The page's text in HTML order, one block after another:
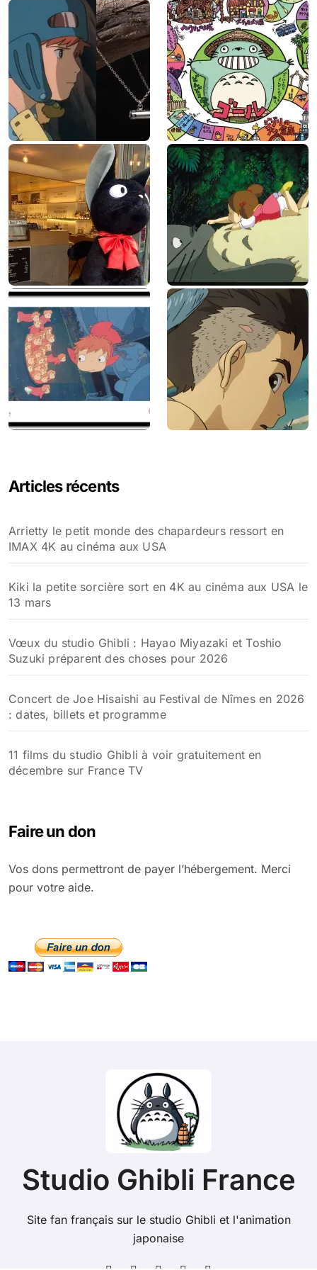
Articles récents
Arrietty le petit monde des chapardeurs ressort en
IMAX 4K au cinéma aux USA
Kiki la petite sorcière sort en 4K au cinéma aux USA le
13 mars
Vœux du studio Ghibli : Hayao Miyazaki et Toshio
Suzuki préparent des choses pour 2026
Concert de Joe Hisaishi au Festival de Nîmes en 2026
: dates, billets et programme
11 films du studio Ghibli à voir gratuitement en
décembre sur France TV
Faire un don
Vos dons permettront de payer l’hébergement. Merci
pour votre aide.
Studio Ghibli France
Site fan français sur le studio Ghibli et l'animation
japonaise